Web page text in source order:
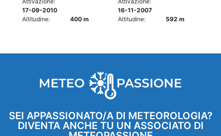
17-09-2010
Altitudine:
400 m
16-11-2007
Altitudine:
592 m
SEI APPASSIONATO/A DI METEOROLOGIA?
DIVENTA ANCHE TU UN ASSOCIATO DI